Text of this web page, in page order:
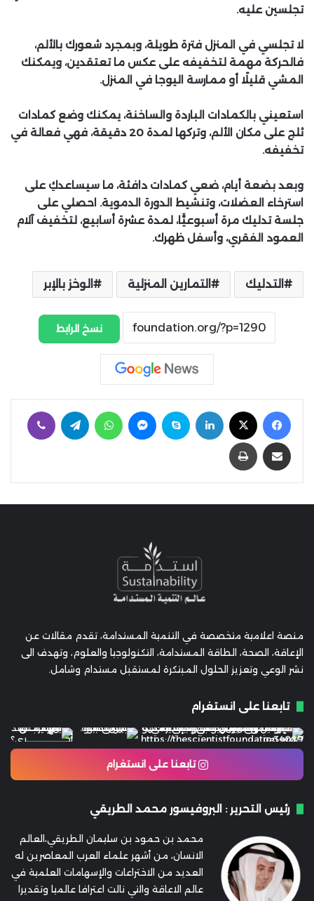
تجلسين عليه.
لا تجلسي في المنزل فترة طويلة، وبمجرد شعورك بالألم،
فالحركة مهمة لتخفيفه على عكس ما تعتقدين، ويمكنك
المشي قليلًا أو ممارسة اليوجا في المنزل.
استعيني بالكمادات الباردة والساخنة، يمكنك وضع كمادات
ثلج على مكان الألم، وتركها لمدة 20 دقيقة، فهي فعالة في
تخفيفه.
وبعد بضعة أيام، ضعي كمادات دافئة، ما سيساعدكِ على
استرخاء العضلات، وتنشيط الدورة الدموية. احصلي على
جلسة تدليك مرة أسبوعيًّا، لمدة عشرة أسابيع، لتخفيف آلام
العمود الفقري، وأسفل ظهرك.
التدليك التمارين المنزلية الوخز بالإبر
نسخ الرابط
فيسبوك لينكدإن سكايب ماسنجر واتساب تيلقرام
مشاركة عبر البريد طباعة
منصة اعلامية متخصصة في التنمية المستدامة، تقدم مقالات عن
الإعاقة، الصحة، الطاقة المستدامة، التكنولوجيا والعلوم، وتهدف الى
نشر الوعي وتعزيز الحلول المبتكرة لمستقبل مستدام وشامل.
تابعنا على انستغرام
تابعنا على انستغرام
رئيس التحرير : البروفيسور محمد الطريقي
محمد بن حمود بن سليمان الطريقي،العالم
الانسان، من أشهر علماء العرب المعاصرين له
العديد من الاختراعات والإسهامات العلمية في
عالم الاعاقة والتي نالت اعترافا عالميا وتقديرا